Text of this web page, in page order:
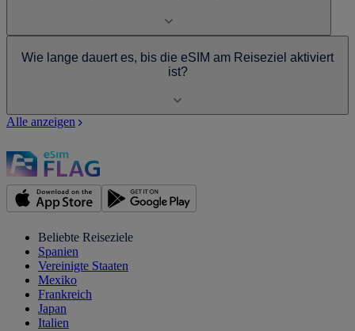
Wie lange dauert es, bis die eSIM am Reiseziel aktiviert
ist?
Alle anzeigen
Beliebte Reiseziele
Spanien
Vereinigte Staaten
Mexiko
Frankreich
Japan
Italien